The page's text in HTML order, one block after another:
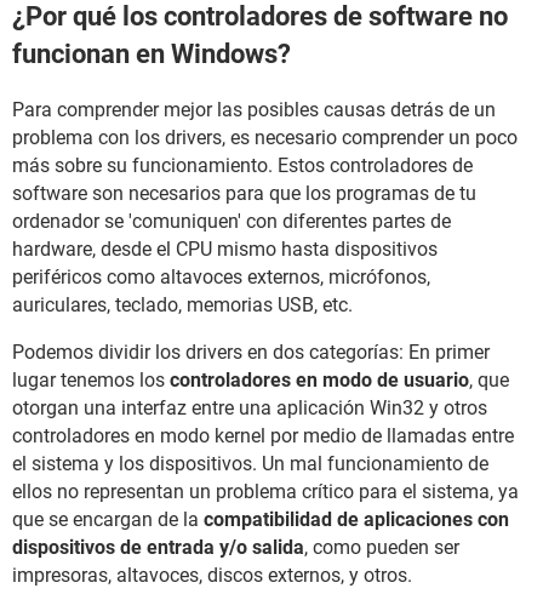
¿Por qué los controladores de software no
funcionan en Windows?
Para comprender mejor las posibles causas detrás de un
problema con los drivers, es necesario comprender un poco
más sobre su funcionamiento. Estos controladores de
software son necesarios para que los programas de tu
ordenador se 'comuniquen' con diferentes partes de
hardware, desde el CPU mismo hasta dispositivos
periféricos como altavoces externos, micrófonos,
auriculares, teclado, memorias USB, etc.
Podemos dividir los drivers en dos categorías: En primer
lugar tenemos los controladores en modo de usuario, que
otorgan una interfaz entre una aplicación Win32 y otros
controladores en modo kernel por medio de llamadas entre
el sistema y los dispositivos. Un mal funcionamiento de
ellos no representan un problema crítico para el sistema, ya
que se encargan de la compatibilidad de aplicaciones con
dispositivos de entrada y/o salida, como pueden ser
impresoras, altavoces, discos externos, y otros.